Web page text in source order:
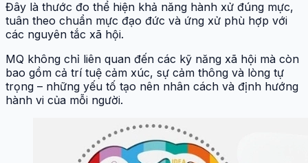
Đây là thước đo thể hiện khả năng hành xử đúng mực,
tuân theo chuẩn mực đạo đức và ứng xử phù hợp với
các nguyên tắc xã hội.
MQ không chỉ liên quan đến các kỹ năng xã hội mà còn
bao gồm cả trí tuệ cảm xúc, sự cảm thông và lòng tự
trọng – những yếu tố tạo nên nhân cách và định hướng
hành vi của mỗi người.